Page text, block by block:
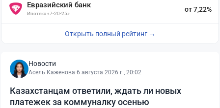
Евразийский банк
Ипотека «7-20-25»
от 7,22%
Открыть полный рейтинг →
Новости
Асель Каженова·6 августа 2026 г., 20:02
Казахстанцам ответили, ждать ли новых
платежек за коммуналку осенью